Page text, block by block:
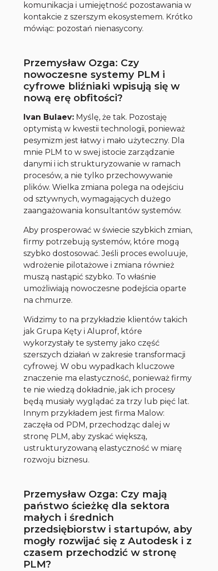
komunikacja i umiejętność pozostawania w
kontakcie z szerszym ekosystemem. Krótko
mówiąc: pozostań nienasycony.
Przemysław Ozga: Czy
nowoczesne systemy PLM i
cyfrowe bliźniaki wpisują się w
nową erę obfitości?
Ivan Bulaev: Myślę, że tak. Pozostaję
optymistą w kwestii technologii, ponieważ
pesymizm jest łatwy i mało użyteczny. Dla
mnie PLM to w swej istocie zarządzanie
danymi i ich strukturyzowanie w ramach
procesów, a nie tylko przechowywanie
plików. Wielka zmiana polega na odejściu
od sztywnych, wymagających dużego
zaangażowania konsultantów systemów.
Aby prosperować w świecie szybkich zmian,
firmy potrzebują systemów, które mogą
szybko dostosować. Jeśli proces ewoluuje,
wdrożenie pilotażowe i zmiana również
muszą nastąpić szybko. To właśnie
umożliwiają nowoczesne podejścia oparte
na chmurze.
Widzimy to na przykładzie klientów takich
jak Grupa Kęty i Aluprof, które
wykorzystały te systemy jako część
szerszych działań w zakresie transformacji
cyfrowej. W obu wypadkach kluczowe
znaczenie ma elastyczność, ponieważ firmy
te nie wiedzą dokładnie, jak ich procesy
będą musiały wyglądać za trzy lub pięć lat.
Innym przykładem jest firma Malow:
zaczęła od PDM, przechodząc dalej w
stronę PLM, aby zyskać większą,
ustrukturyzowaną elastyczność w miarę
rozwoju biznesu.
Przemysław Ozga: Czy mają
państwo ścieżkę dla sektora
małych i średnich
przedsiębiorstw i startupów, aby
mogły rozwijać się z Autodesk i z
czasem przechodzić w stronę
PLM?